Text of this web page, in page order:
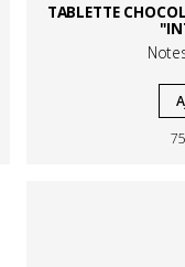
TABLETTE